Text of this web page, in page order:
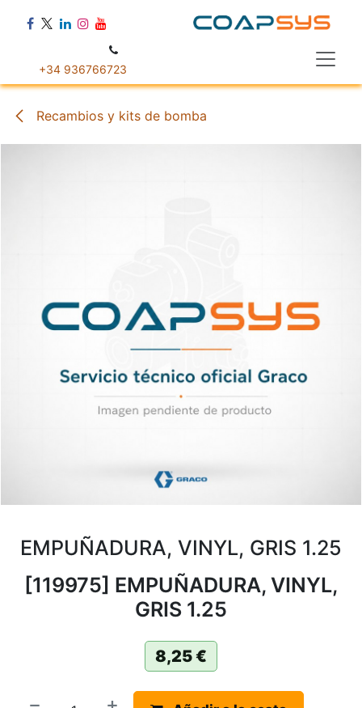
+34 936766723
Recambios y kits de bomba
EMPUÑADURA, VINYL, GRIS 1.25
[119975] EMPUÑADURA, VINYL,
GRIS 1.25
8,25€